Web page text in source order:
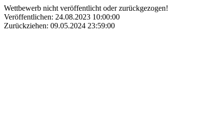
Wettbewerb nicht veröffentlicht oder zurückgezogen!
Veröffentlichen: 24.08.2023 10:00:00
Zurückziehen: 09.05.2024 23:59:00